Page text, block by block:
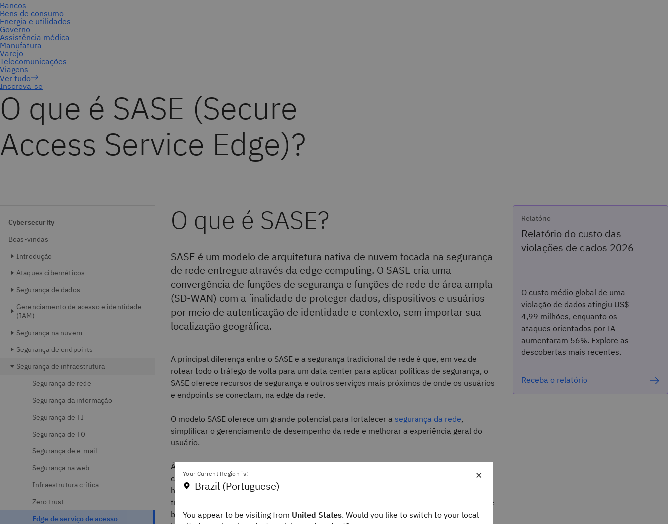
Inscreva-se
O que é SASE (Secure
Access Service Edge)?
Cybersecurity
Boas-vindas
Introdução
Ataques cibernéticos
Segurança de dados
Gerenciamento de acesso e identidade
(IAM)
Segurança na nuvem
Segurança de endpoints
Segurança de infraestrutura
Segurança de rede
Segurança da informação
Segurança de TI
Segurança de TO
Segurança de e-mail
Segurança na web
Infraestrutura crítica
Zero trust
Edge de serviço de acesso
O que é SASE?
SASE é um modelo de arquitetura nativa de nuvem focada na segurança
de rede entregue através da edge computing. O SASE cria uma
convergência de funções de segurança e funções de rede de área ampla
(SD-WAN) com a finalidade de proteger dados, dispositivos e usuários
por meio de autenticação de identidade e contexto, sem importar sua
localização geográfica.
A principal diferença entre o SASE e a segurança tradicional de rede é que, em vez de
rotear todo o tráfego de volta para um data center para aplicar políticas de segurança, o
SASE oferece recursos de segurança e outros serviços mais próximos de onde os usuários
e endpoints se conectam, na edge da rede.
O modelo SASE oferece um grande potencial para fortalecer a segurança da rede,
simplificar o gerenciamento de desempenho da rede e melhorar a experiência geral do
usuário.
À medida que mais organizações buscam a
cada vez mais ambientes de nuvem, edge computing e modelos de trabalho remoto ou
híbridos), cada vez mais usuários e recursos de TI residirão fora do perímetro de rede
tradicional. O SASE permite que as organizações forneçam conexões diretas, seguras e de
baixalatênciaentre usuários e esses recursos, independentemente de onde estejam
Relatório
Relatório do custo das
violações de dados 2026
O custo médio global de uma
violação de dados atingiu US$
4,99 milhões, enquanto os
ataques orientados por IA
aumentaram 56%. Explore as
descobertas mais recentes.
Receba o relatório
×
Your Current Region is:
Brazil (Portuguese)
You appear to be visiting from United States. Would you like to switch to your local